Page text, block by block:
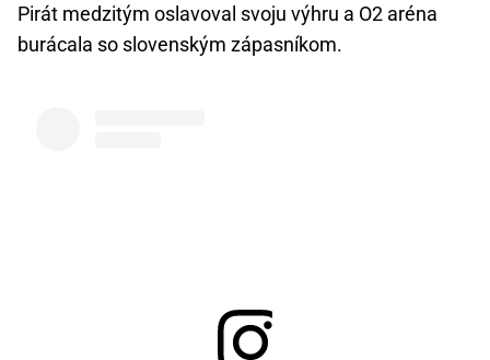
Pirát medzitým oslavoval svoju výhru a O2 aréna
burácala so slovenským zápasníkom.